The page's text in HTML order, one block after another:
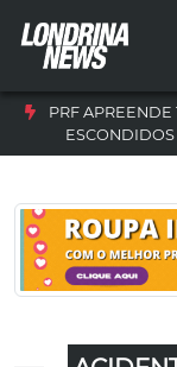
PRF APREENDE